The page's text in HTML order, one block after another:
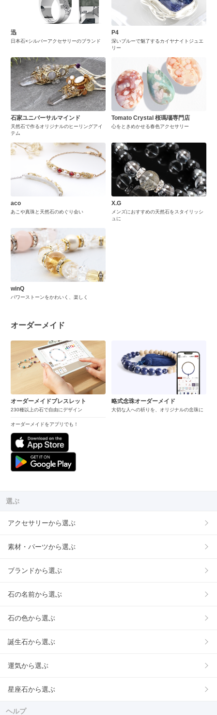
迅
日本石×シルバーアクセサリーのブランド
P4
深いブルーで魅了するカイヤナイトジュエ
リー
石家ユニバーサルマインド
天然石で作るオリジナルのヒーリングアイ
テム
Tomato Crystal 桜瑪瑙専門店
心をときめかせる春色アクセサリー
aco
あこや真珠と天然石のめぐり会い
X.G
メンズにおすすめの天然石をスタイリッシ
ュに
winQ
パワーストーンをかわいく、楽しく
オーダーメイド
オーダーメイドブレスレット
230種以上の石で自由にデザイン
オーダーメイドをアプリでも！
略式念珠オーダーメイド
大切な人への祈りを、オリジナルの念珠に
選ぶ
アクセサリーから選ぶ
素材・パーツから選ぶ
ブランドから選ぶ
石の名前から選ぶ
石の色から選ぶ
誕生石から選ぶ
運気から選ぶ
星座石から選ぶ
ヘルプ